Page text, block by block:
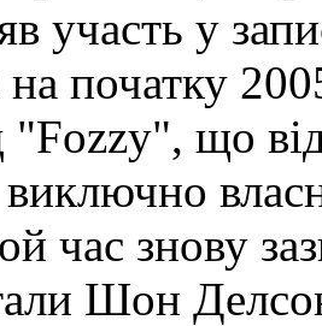
участь у
початку
що
час знову
Шон